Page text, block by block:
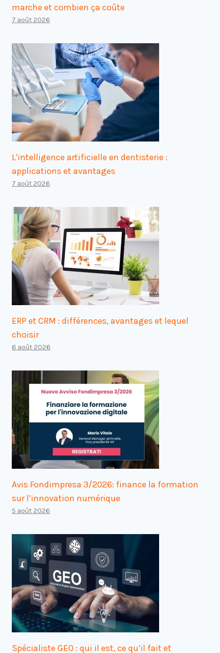
marche et combien ça coûte
7 août 2026
L’intelligence artificielle en dentisterie :
applications et avantages
7 août 2026
ERP et CRM : différences, avantages et lequel
choisir
6 août 2026
Avis Fondimpresa 3/2026: finance la formation
sur l’innovation numérique
5 août 2026
Spécialiste GEO : qui il est, ce qu’il fait et